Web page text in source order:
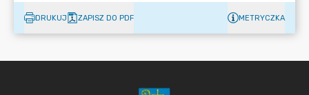
DRUKUJ ZAPISZ DO PDF METRYCZKA